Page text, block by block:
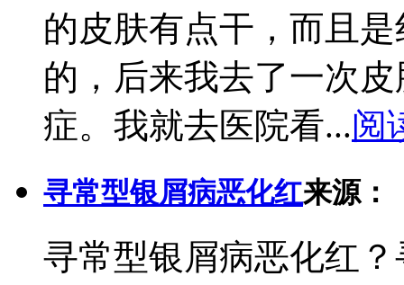
的皮肤有点干，而且
的，后来我去了一次
症。我就去医院看...阅
寻常型银屑病恶化红来源：
寻常型银屑病恶化红